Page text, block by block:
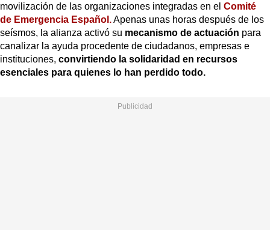
movilización de las organizaciones integradas en el Comité
de Emergencia Español.Apenas unas horas después de los
seísmos, la alianza activó su mecanismo de actuación para
canalizar la ayuda procedente de ciudadanos, empresas e
instituciones, convirtiendo la solidaridad en recursos
esenciales para quienes lo han perdido todo.